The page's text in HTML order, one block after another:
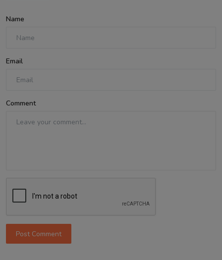
Name
Email
Comment
Post Comment